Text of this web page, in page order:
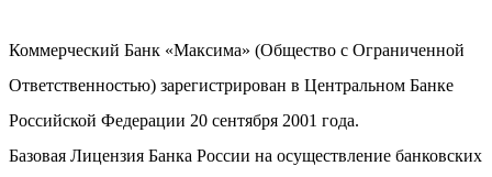
Коммерческий Банк «Максима» (Общество с Ограниченной
Ответственностью) зарегистрирован в Центральном Банке
Российской Федерации 20 сентября 2001 года.
Базовая Лицензия Банка России на осуществление банковских